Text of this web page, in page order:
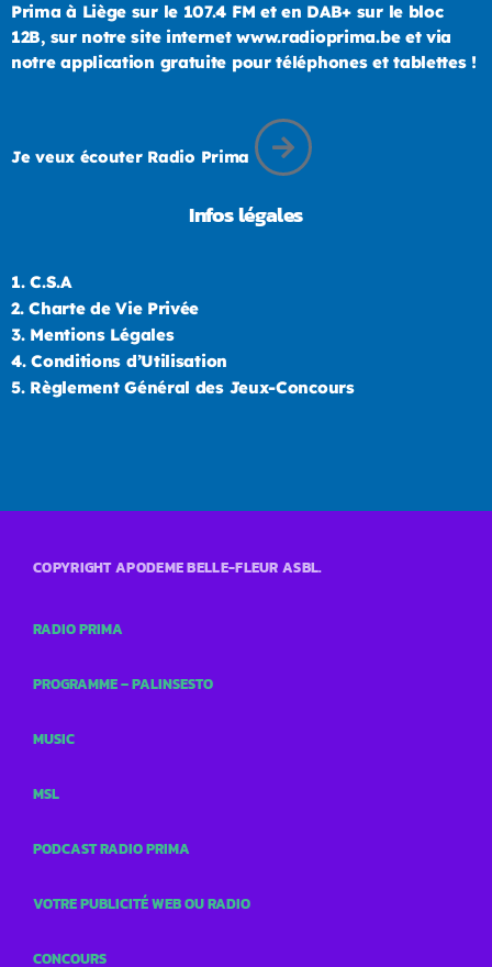
Prima à Liège sur le 107.4 FM et en DAB+ sur le bloc
12B, sur notre site internet www.radioprima.be et via
notre application gratuite pour téléphones et tablettes !
Je veux écouter Radio Prima
Infos légales
1. C.S.A
2. Charte de Vie Privée
3. Mentions Légales
4. Conditions d’Utilisation
5. Règlement Général des Jeux-Concours
COPYRIGHT APODEME BELLE-FLEUR ASBL.
RADIO PRIMA
PROGRAMME – PALINSESTO
MUSIC
MSL
PODCAST RADIO PRIMA
VOTRE PUBLICITÉ WEB OU RADIO
CONCOURS